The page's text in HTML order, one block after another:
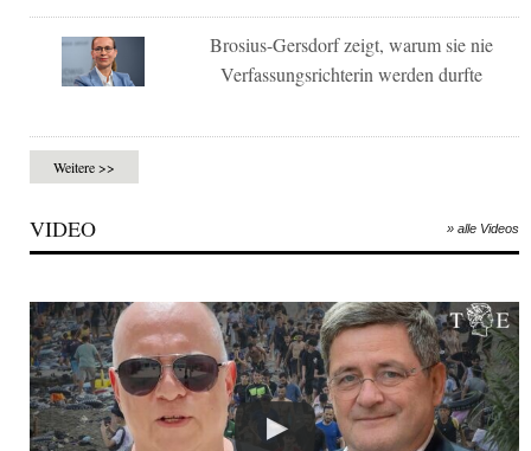
Brosius-Gersdorf zeigt, warum sie nie
Verfassungsrichterin werden durfte
Weitere >>
VIDEO » alle Videos